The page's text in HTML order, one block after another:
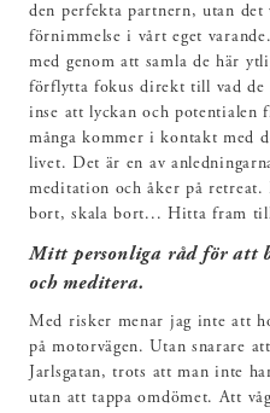
den perfekta partnern, utan
förnimmelse i vårt eget
med genom att samla de här
förflytta fokus direkt till vad de
inse att lyckan och potentialen
många kommer i kontakt med
livet. Det är en av
meditation och åker på
bort, skala bort... Hitta fram
Mitt personliga råd för att
och meditera.
Med risker menar jag inte att
på motorvägen. Utan snarare
Jarlsgatan, trots att man inte
utan att tappa omdömet. Att